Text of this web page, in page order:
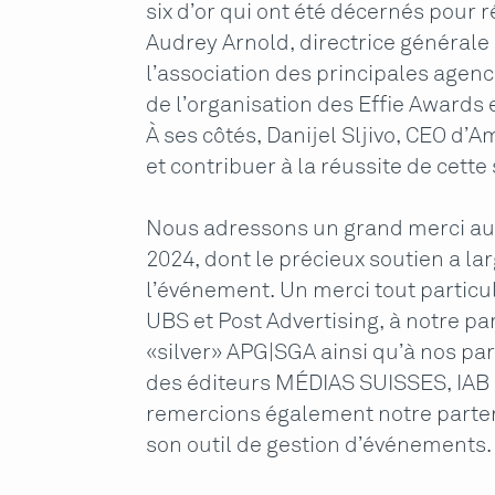
six d’or qui ont été décernés pour
Audrey Arnold, directrice générale
l’association des principales
de l’organisation des Effie Awards
À ses côtés, Danijel Sljivo, CEO
et contribuer à la réussite de
Nous adressons un grand merci
2024, dont le précieux soutien a
l’événement. Un merci tout
UBS et Post Advertising, à notre
«silver» APG|SGA ainsi qu’à nos
des éditeurs MÉDIAS SUISSES,
remercions également notre
son outil de gestion d’événements.